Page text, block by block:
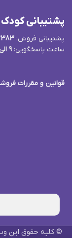
پشتیبانی
پشتیبانی فروش:
ساعت پاسخگویی: 9 الی 16
قوانین و مقررات
© کلیه حقوق این